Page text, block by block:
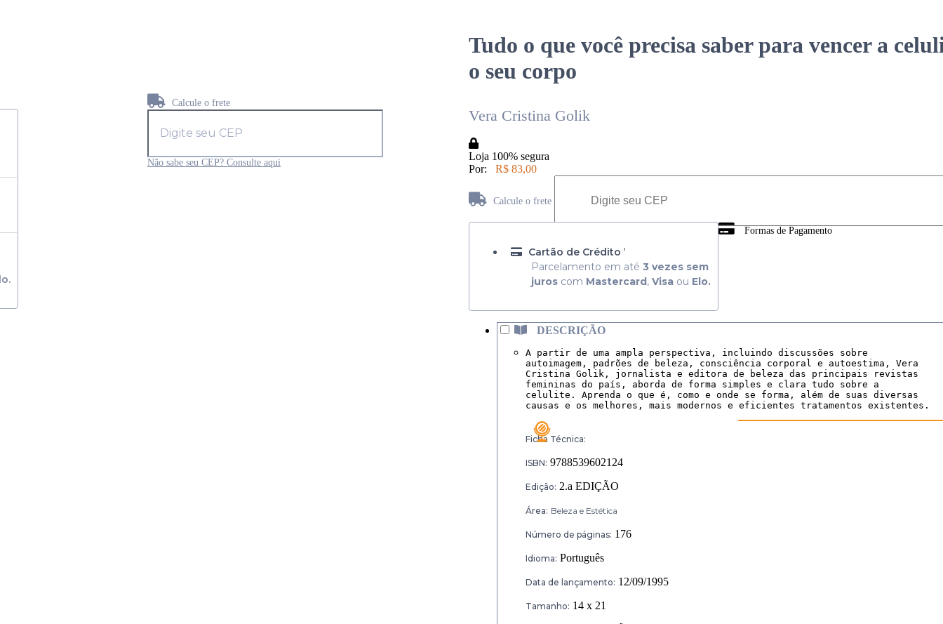
Calcule o frete
Não sabe seu CEP? Consulte aqui
Tudo o que você precisa saber para vencer a
o seu corpo
Vera Cristina Golik
Loja 100% segura
Por:
R$ 83,00
Calcule o frete
Formas de Pagamento
Cartão de Crédito '
Parcelamento em até 3 vezes sem
juros com Mastercard,Visa ou Elo.
DESCRIÇÃO
A partir de uma ampla perspectiva, incluindo discussões sobre
autoimagem, padrões de beleza, consciência corporal e autoestima, Vera
Cristina Golik, jornalista e editora de beleza das principais revistas
femininas do país, aborda de forma simples e clara tudo sobre a
celulite. Aprenda o que é, como e onde se forma, além de suas diversas
causas e os melhores, mais modernos e eficientes tratamentos existentes.
Ficha Técnica:
ISBN: 9788539602124
Edição: 2.a EDIÇÃO
Área: Beleza e Estética
Número de páginas: 176
Idioma: Português
Data de lançamento: 12/09/1995
Tamanho: 14 x 21